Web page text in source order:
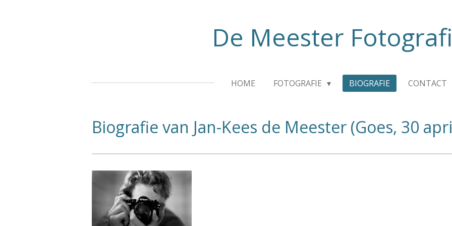
De Meester
HOME FOTOGRAFIE BIOGRAFIE CONTACT
Biografie van Jan-Kees de Meester (Goes, 30